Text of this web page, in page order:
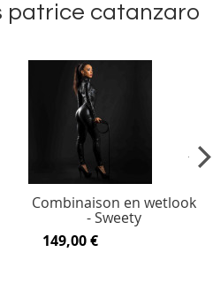
patrice catanzaro
Combinaison en wetlook
- Sweety
149,00 €